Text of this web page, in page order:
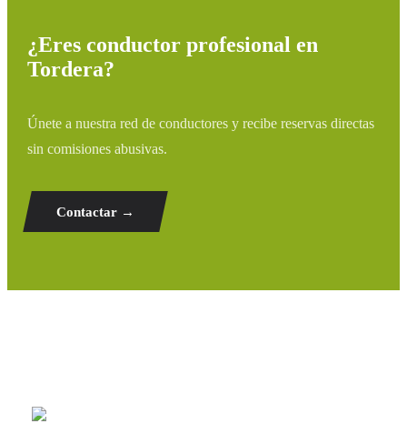
¿Eres conductor profesional en
Tordera?
Únete a nuestra red de conductores y recibe reservas directas
sin comisiones abusivas.
Contactar →